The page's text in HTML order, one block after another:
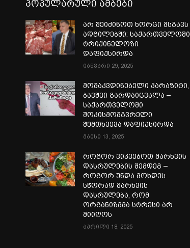
პოპულარული ამბები
არ შეიძინოთ ხორცი მსგავს
ადგილებში: საქართველოში
ტრიქინელოზი
დაფიქსირდა
იანვარი 29, 2025
მომაკვდინებელი პარაზიტი,
ბავშვი გარდაიცვალა –
საქართველოში
შოკისმომგვრელი
შემთხვევა დაფიქსირდა
მაისი 13, 2025
როგორ ვიკვებოთ მარხვის
დასრულების შემდეგ –
როგორ უნდა მოხდეს
სწორად მარხვის
დასრულება, რომ
ორგანიზმმა სტრესი არ
მიიღოს
აპრილი 18, 2025